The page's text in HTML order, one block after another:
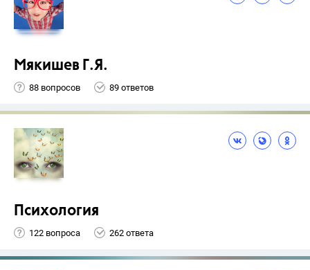
Мякишев Г.Я.
88 вопросов 89 ответов
Психология
122 вопроса 262 ответа